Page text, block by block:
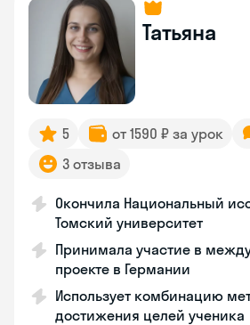
Татьяна
5 от 1590 ₽ за урок
3 отзыва
Окончила Национальный
Томский университет
Принимала участие в
проекте в Германии
Использует комбинацию
достижения целей ученика